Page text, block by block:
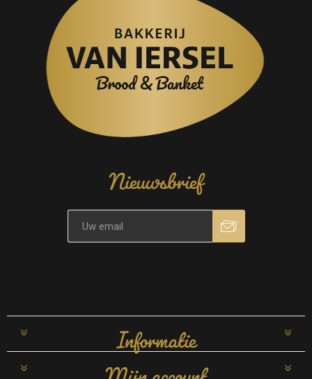
Nieuwsbrief
Informatie